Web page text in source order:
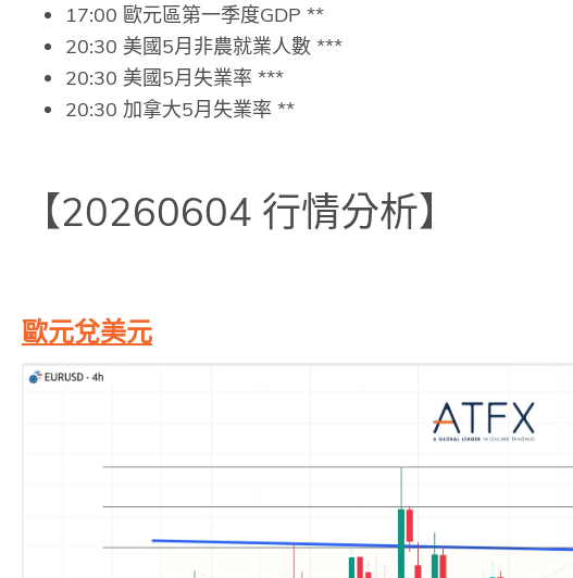
17:00 歐元區第一季度GDP **
20:30 美國5月非農就業人數 ***
20:30 美國5月失業率 ***
20:30 加拿大5月失業率 **
【20260604 行情分析】
歐元兌美元